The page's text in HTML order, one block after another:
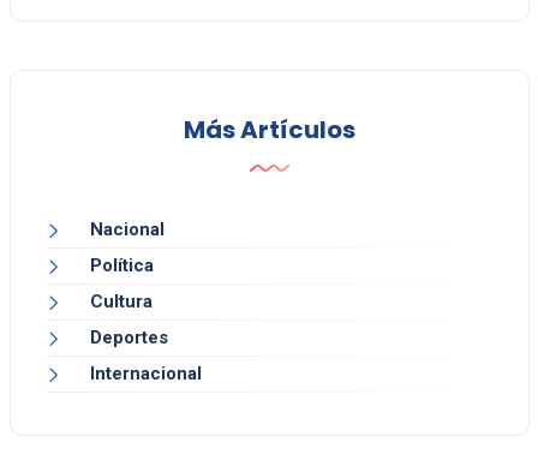
Más Artículos
Nacional
Política
Cultura
Deportes
Internacional